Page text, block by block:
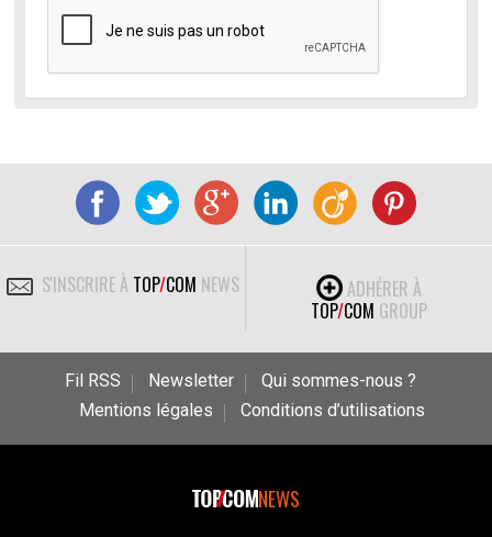
S'INSCRIRE À TOP/COM NEWS
ADHÉRER À
TOP/COM GROUP
Fil RSS Newsletter
Qui sommes-nous ?
Mentions légales
Conditions d’utilisations
NEWS